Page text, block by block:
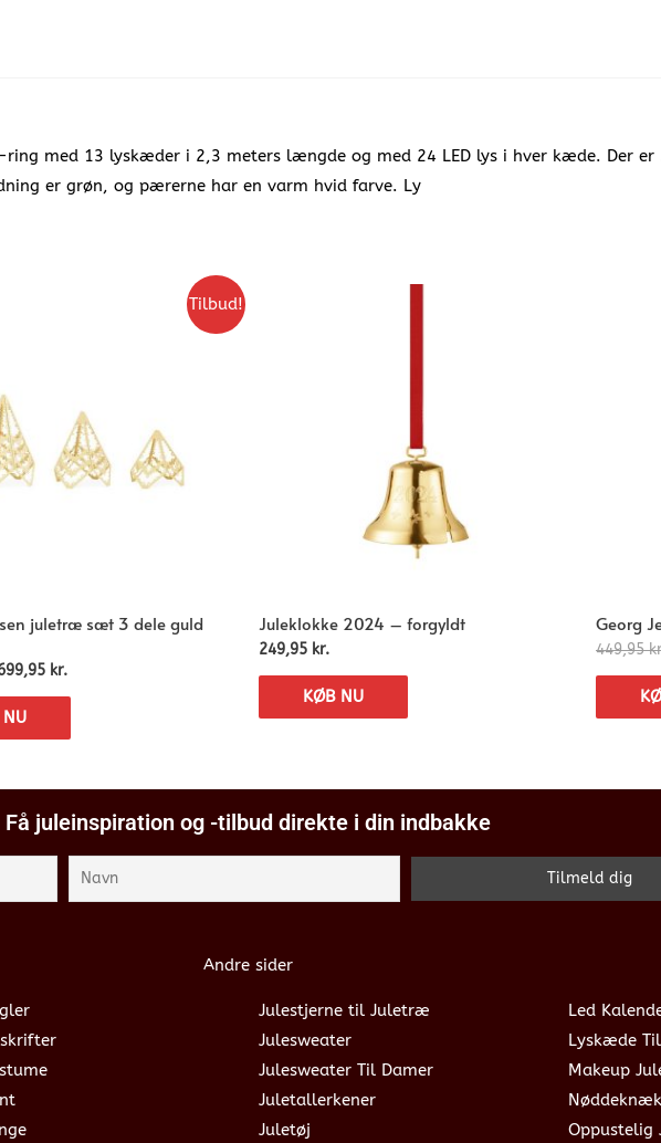
med 13 lyskæder i 2,3 meters længde og med 24 LED lys i hver kæde. Der
er grøn, og pærerne har en varm hvid farve. Ly
Tilbud!
juletræ sæt 3 dele guld
kr.
NU
Juleklokke 2024 – forgyldt
249,95 kr.
KØB NU
Georg
449,95
Få juleinspiration og -tilbud direkte i din indbakke
Andre sider
Julestjerne til Juletræ
Julesweater
Julesweater Til Damer
Juletallerkener
Juletøj
Led
Lyskæde
Makeup
Oppustelig